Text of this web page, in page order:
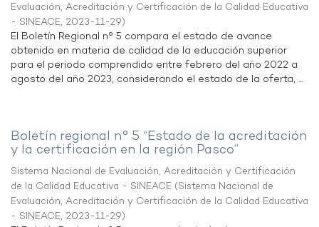
Evaluación, Acreditación y Certificación de la Calidad Educativa
- SINEACE, 2023-11-29)
El Boletín Regional n° 5 compara el estado de avance
obtenido en materia de calidad de la educación superior
para el periodo comprendido entre febrero del año 2022 a
agosto del año 2023, considerando el estado de la oferta, ...
Boletín regional n° 5 “Estado de la acreditación
y la certificación en la región Pasco”
Sistema Nacional de Evaluación, Acreditación y Certificación
de la Calidad Educativa - SINEACE (Sistema Nacional de
Evaluación, Acreditación y Certificación de la Calidad Educativa
- SINEACE, 2023-11-29)